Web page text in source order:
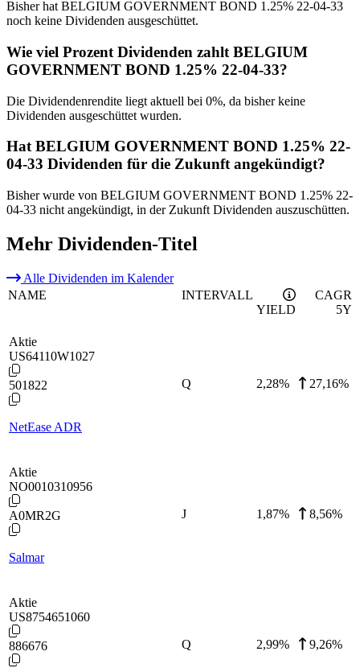
Bisher hat BELGIUM GOVERNMENT BOND 1.25% 22-04-33
noch keine Dividenden ausgeschüttet.
Wie viel Prozent Dividenden zahlt BELGIUM
GOVERNMENT BOND 1.25% 22-04-33?
Die Dividendenrendite liegt aktuell bei 0%, da bisher keine
Dividenden ausgeschüttet wurden.
Hat BELGIUM GOVERNMENT BOND 1.25% 22-
04-33 Dividenden für die Zukunft angekündigt?
Bisher wurde von BELGIUM GOVERNMENT BOND 1.25% 22-
04-33 nicht angekündigt, in der Zukunft Dividenden auszuschütten.
Mehr Dividenden-Titel
Alle Dividenden im Kalender
NAME
INTERVALL
YIELD
CAGR
5Y
Aktie
US64110W1027
501822
NetEase ADR
Q 2,28% 27,16%
Aktie
NO0010310956
A0MR2G
Salmar
J 1,87% 8,56%
Aktie
US8754651060
886676 Q 2,99% 9,26%